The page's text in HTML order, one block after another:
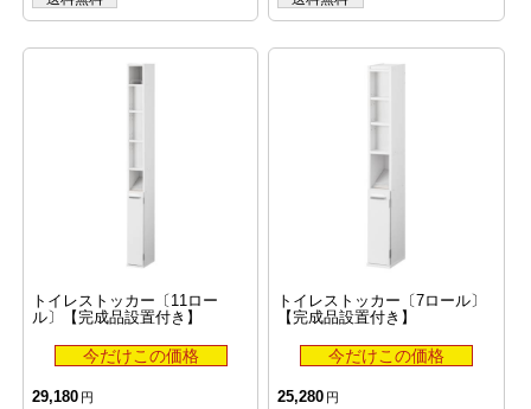
トイレストッカー〔11ロー
ル〕【完成品設置付き】
29,180
トイレストッカー〔7ロール〕
【完成品設置付き】
25,280